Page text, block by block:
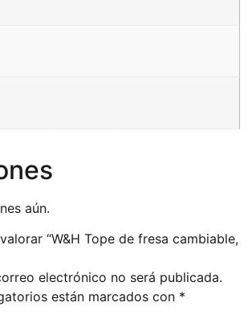
aún.
“W&H Tope de fresa cambiable,
electrónico no será publicada.
están marcados con *